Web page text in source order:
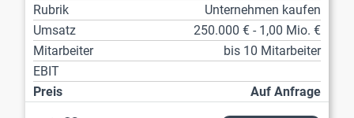
Rubrik
Unternehmen kaufen
Umsatz
250.000 € - 1,00 Mio. €
Mitarbeiter
bis 10 Mitarbeiter
EBIT
Preis
Auf Anfrage